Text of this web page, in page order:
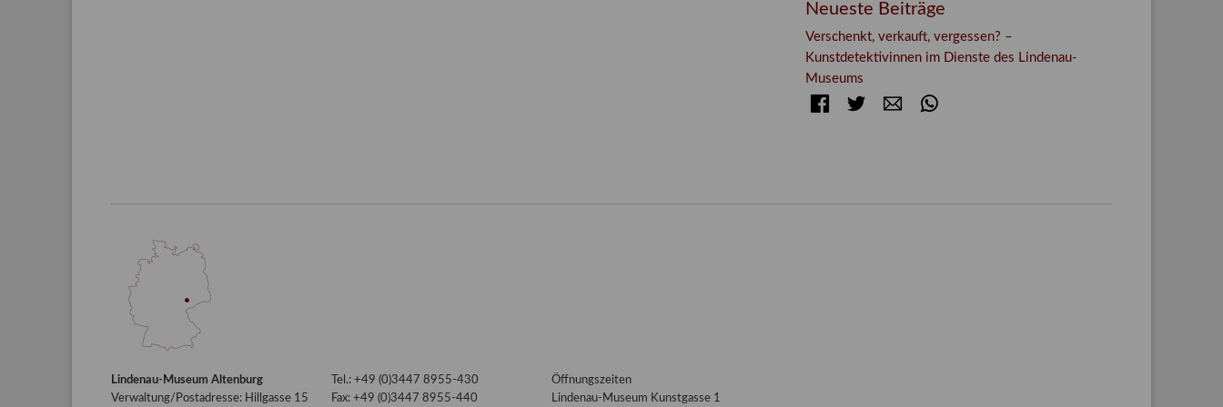
Neueste Beiträge
Verschenkt, verkauft, vergessen? –
Kunstdetektivinnen im Dienste des Lindenau-
Museums
FacebookTwitter E-mail
Lindenau-Museum Altenburg
Verwaltung/Postadresse: Hillgasse 15
Tel.: +49 (0)3447 8955-430
Fax: +49 (0)3447 8955-440
Öffnungszeiten
Lindenau-Museum Kunstgasse 1